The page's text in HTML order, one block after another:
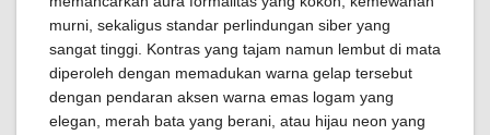
murni, sekaligus standar perlindungan siber yang
sangat tinggi. Kontras yang tajam namun lembut di mata
diperoleh dengan memadukan warna gelap tersebut
dengan pendaran aksen warna emas logam yang
elegan, merah bata yang berani, atau hijau neon yang